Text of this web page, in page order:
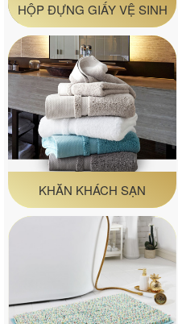
HỘP ĐỰNG GIẤY VỆ SINH
KHĂN KHÁCH SẠN